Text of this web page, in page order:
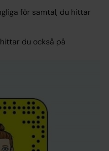
för samtal, du hittar
du också på